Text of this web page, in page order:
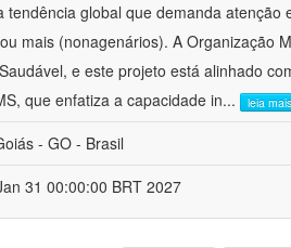
global que demanda atenção
mais (nonagenários). A Organização
e este projeto está alinhado
que enfatiza a capacidade in... leia mais
- GO - Brasil
31 00:00:00 BRT 2027